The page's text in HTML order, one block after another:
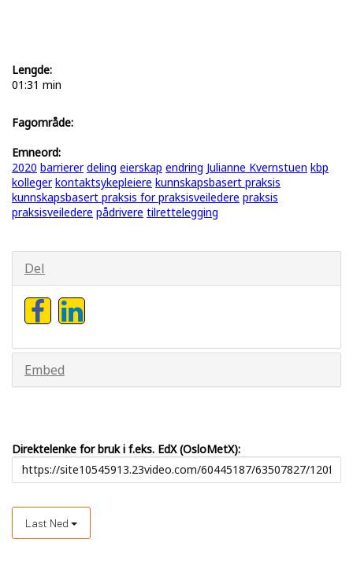
Lengde:
01:31 min
Fagområde:
Emneord:
2020 barrierer deling eierskap endring Julianne Kvernstuen kbp
kolleger kontaktsykepleiere kunnskapsbasert praksis
kunnskapsbasert praksis for praksisveiledere praksis
praksisveiledere pådrivere tilrettelegging
Del
Embed
Direktelenke for bruk i f.eks. EdX (OsloMetX):
Last Ned